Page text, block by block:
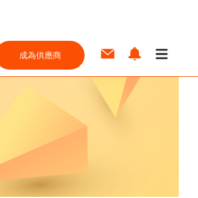
成為供應商